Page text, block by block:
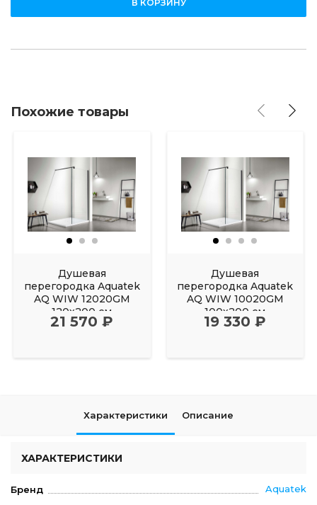
В КОРЗИНУ
Похожие товары
Душевая
перегородка Aquatek
AQ WIW 12020GM
120х200 см
21 570 ₽
Душевая
перегородка Aquatek
AQ WIW 10020GM
100х200 см
19 330 ₽
Характеристики Описание
ХАРАКТЕРИСТИКИ
Бренд Aquatek